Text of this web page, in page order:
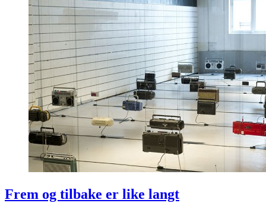
Frem og tilbake er like langt